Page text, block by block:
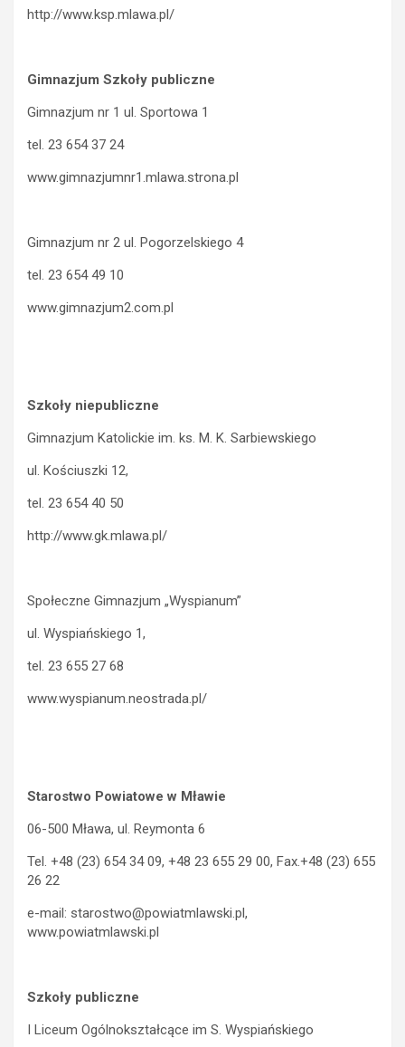
http://www.ksp.mlawa.pl/
Gimnazjum Szkoły publiczne
Gimnazjum nr 1 ul. Sportowa 1
tel. 23 654 37 24
www.gimnazjumnr1.mlawa.strona.pl
Gimnazjum nr 2 ul. Pogorzelskiego 4
tel. 23 654 49 10
www.gimnazjum2.com.pl
Szkoły niepubliczne
Gimnazjum Katolickie im. ks. M. K. Sarbiewskiego
ul. Kościuszki 12,
tel. 23 654 40 50
http://www.gk.mlawa.pl/
Społeczne Gimnazjum „Wyspianum”
ul. Wyspiańskiego 1,
tel. 23 655 27 68
www.wyspianum.neostrada.pl/
Starostwo Powiatowe w Mławie
06-500 Mława, ul. Reymonta 6
Tel. +48 (23) 654 34 09, +48 23 655 29 00, Fax.+48 (23) 655
26 22
e-mail: starostwo@powiatmlawski.pl,
www.powiatmlawski.pl
Szkoły publiczne
I Liceum Ogólnokształcące im S. Wyspiańskiego